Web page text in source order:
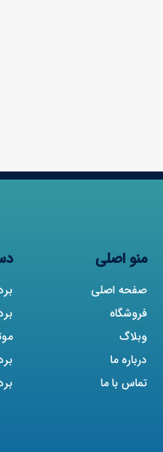
منو اصلی
صفحه اصلی
فروشگاه
وبلاگ
درباره ما
تماس با ما